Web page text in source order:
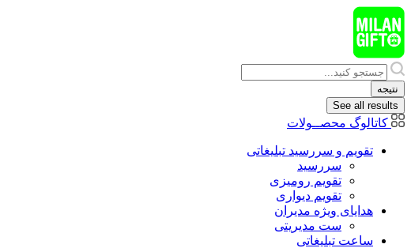
پرش
به
محتوا
Search
...
نتیجه
See all results
کاتالوگ محصــولات
تقویم و سررسید تبلیغاتی
سررسید
تقویم رومیزی
تقویم دیواری
هدایای ويژه مدیران
ست مدیریتی
ساعت تبلیغاتی